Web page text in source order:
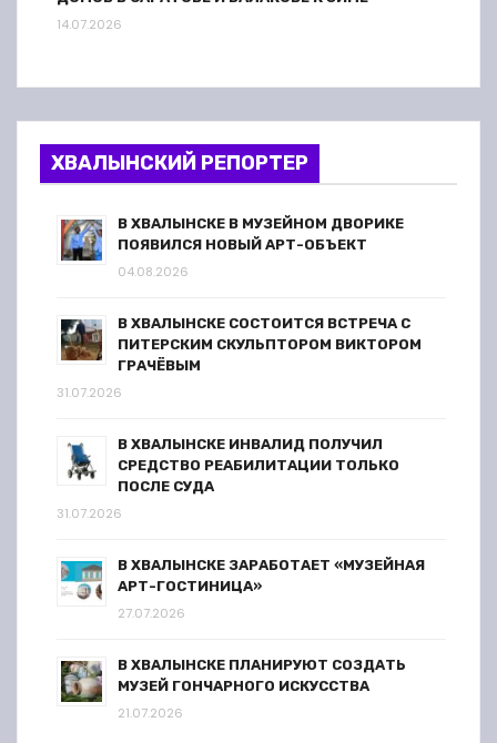
14.07.2026
ХВАЛЫНСКИЙ РЕПОРТЕР
В ХВАЛЫНСКЕ В МУЗЕЙНОМ ДВОРИКЕ
ПОЯВИЛСЯ НОВЫЙ АРТ-ОБЪЕКТ
04.08.2026
В ХВАЛЫНСКЕ СОСТОИТСЯ ВСТРЕЧА С
ПИТЕРСКИМ СКУЛЬПТОРОМ ВИКТОРОМ
ГРАЧЁВЫМ
31.07.2026
В ХВАЛЫНСКЕ ИНВАЛИД ПОЛУЧИЛ
СРЕДСТВО РЕАБИЛИТАЦИИ ТОЛЬКО
ПОСЛЕ СУДА
31.07.2026
В ХВАЛЫНСКЕ ЗАРАБОТАЕТ «МУЗЕЙНАЯ
АРТ-ГОСТИНИЦА»
27.07.2026
В ХВАЛЫНСКЕ ПЛАНИРУЮТ СОЗДАТЬ
МУЗЕЙ ГОНЧАРНОГО ИСКУССТВА
21.07.2026